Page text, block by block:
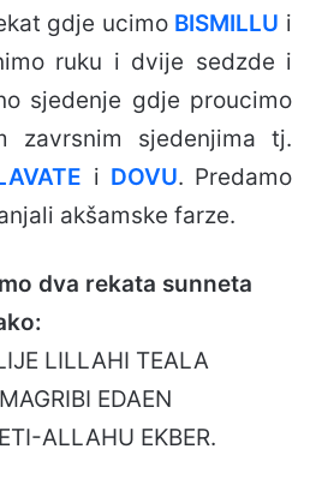
gdje ucimo BISMILLU i
ruku i dvije sedzde i
sjedenje gdje proucimo
sjedenjima tj.
i DOVU. Predamo
akšamske farze.
dva rekata sunneta
LILLAHI TEALA
EDAEN
ALLAHU EKBER.